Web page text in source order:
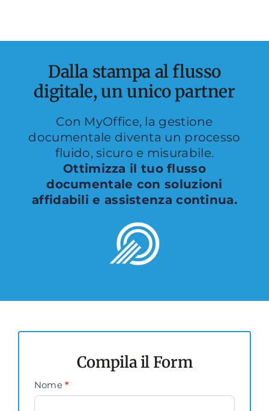
Dalla stampa al flusso
digitale, un unico partner
Con MyOffice, la gestione
documentale diventa un processo
fluido, sicuro e misurabile.
Ottimizza il tuo flusso
documentale con soluzioni
affidabili e assistenza continua.
Compila il Form
Contact
Us
Nome*